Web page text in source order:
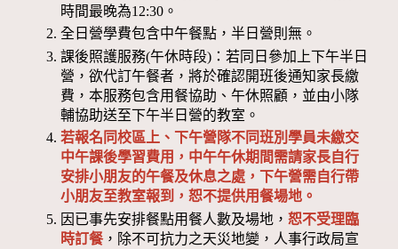
時間最晚為12:30。
全日營學費包含中午餐點，半日營則無。
課後照護服務(午休時段)：若同日參加上下午半日
營，欲代訂午餐者，將於確認開班後通知家長繳
費，本服務包含用餐協助、午休照顧，並由小隊
輔協助送至下午半日營的教室。
若報名同校區上、下午營隊不同班別學員未繳交
中午課後學習費用，中午午休期間需請家長自行
安排小朋友的午餐及休息之處，下午營需自行帶
小朋友至教室報到，恕不提供用餐場地。
因已事先安排餐點用餐人數及場地，恕不受理臨
時訂餐，除不可抗力之天災地變，人事行政局宣